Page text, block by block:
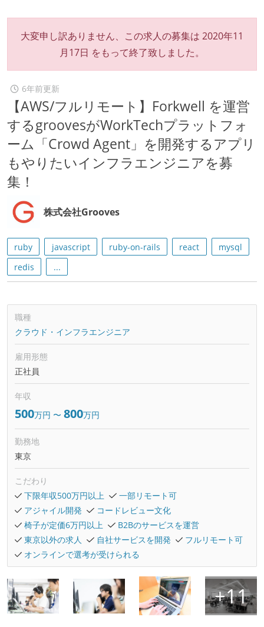
大変申し訳ありません、この求人の募集は 2020年11
月17日 をもって終了致しました。
6年前更新
【AWS/フルリモート】Forkwell を運営
するgroovesがWorkTechプラットフォ
ーム「Crowd Agent」を開発するアプリ
もやりたいインフラエンジニアを募
集！
株式会社Grooves
ruby javascript ruby-on-rails react
mysql
redis
...
職種
クラウド・インフラエンジニア
雇用形態
正社員
年収
500万円 〜 800万円
勤務地
東京
こだわり
下限年収500万円以上
一部リモート可
アジャイル開発
コードレビュー文化
椅子が定価6万円以上
B2Bのサービスを運営
東京以外の求人
自社サービスを開発
フルリモート可
オンラインで選考が受けられる